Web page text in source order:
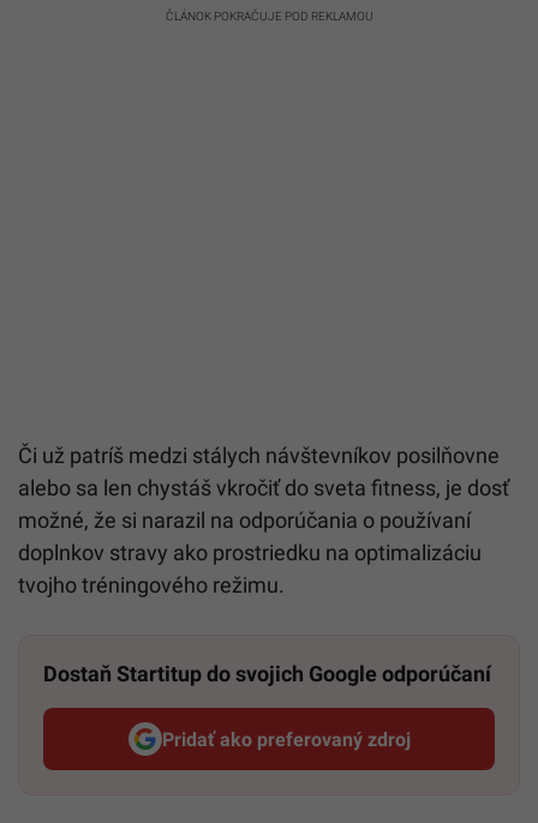
ČLÁNOK POKRAČUJE POD REKLAMOU
Či už patríš medzi stálych návštevníkov posilňovne
alebo sa len chystáš vkročiť do sveta fitness, je dosť
možné, že si narazil na odporúčania o používaní
doplnkov stravy ako prostriedku na optimalizáciu
tvojho tréningového režimu.
Dostaň Startitup do svojich Google odporúčaní
Pridať ako preferovaný zdroj
Startitup, odkaz sa otvorí v